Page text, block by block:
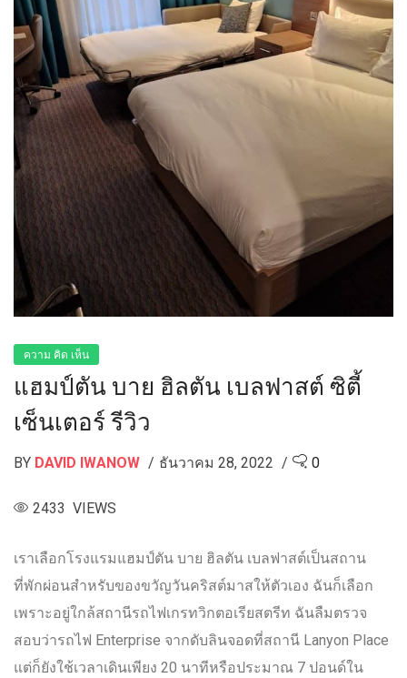
ความ คิด เห็น
แฮมป์ตัน บาย ฮิลตัน เบลฟาสต์ ซิตี้
เซ็นเตอร์ รีวิว
BY DAVID IWANOW ธันวาคม 28, 2022 0
2433 VIEWS
เราเลือกโรงแรมแฮมป์ตัน บาย ฮิลตัน เบลฟาสต์เป็นสถาน
ที่พักผ่อนสำหรับของขวัญวันคริสต์มาสให้ตัวเอง ฉันก็เลือก
เพราะอยู่ใกล้สถานีรถไฟเกรทวิกตอเรียสตรีท ฉันลืมตรวจ
สอบว่ารถไฟ Enterprise จากดับลินจอดที่สถานี Lanyon Place
แต่ก็ยังใช้เวลาเดินเพียง 20 นาทีหรือประมาณ 7 ปอนด์ใน